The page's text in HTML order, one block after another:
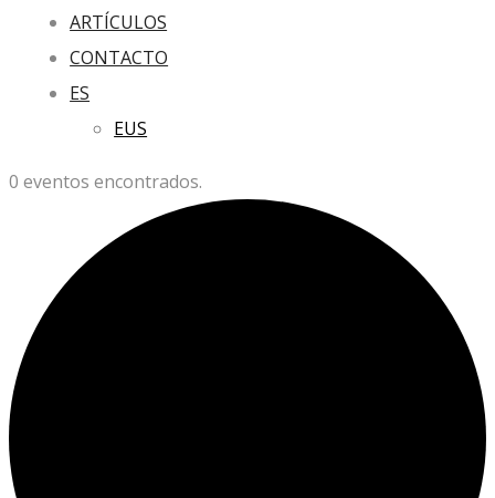
ARTÍCULOS
CONTACTO
ES
EUS
0 eventos encontrados.